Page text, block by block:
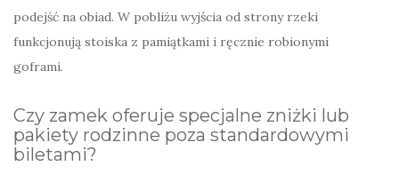
podejść na obiad. W pobliżu wyjścia od strony rzeki
funkcjonują stoiska z pamiątkami i ręcznie robionymi
goframi.
Czy zamek oferuje specjalne zniżki lub
pakiety rodzinne poza standardowymi
biletami?